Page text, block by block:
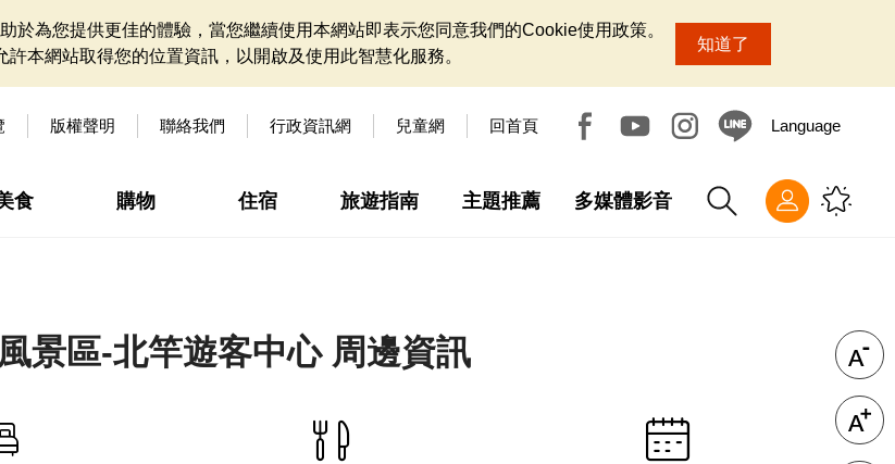
為您提供更佳的體驗，當您繼續使用本網站即表示您同意我們的Cookie使用政策。
本網站取得您的位置資訊，以開啟及使用此智慧化服務。
知道了
版權聲明 聯絡我們 行政資訊網 兒童網 回首頁 Language
食 購物 住宿 旅遊指南 主題推薦 多媒體影音
景區-北竿遊客中心 周邊資訊